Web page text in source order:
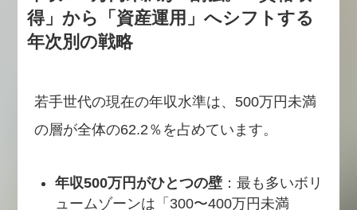
得」から「資産運用」へシフトする
年次別の戦略
若手世代の現在の年収水準は、500万円未満
の層が全体の62.2％を占めています。
年収500万円がひとつの壁 ：最も多いボリ
ュームゾーンは「300〜400万円未満